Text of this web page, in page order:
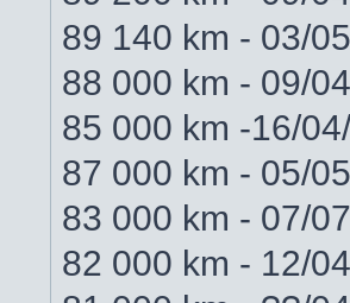
89 140 km - 03/
88 000 km - 09/
85 000 km -16/
87 000 km - 05/
83 000 km - 07/
82 000 km - 12/